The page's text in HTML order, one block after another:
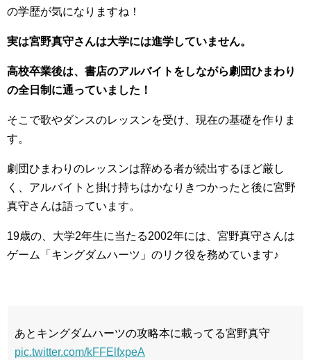
の学歴が気になりますね！
実は宮野真守さんは大学には進学していません。
高校卒業後は、書店のアルバイトをしながら劇団ひまわり
の全日制に通っていました！
そこで歌やダンスのレッスンを受け、現在の基礎を作りま
す。
劇団ひまわりのレッスンは辞める者が続出するほど厳し
く、アルバイトと掛け持ちはかなりきつかったと後に宮野
真守さんは語っています。
19歳の、大学2年生に当たる2002年には、宮野真守さんは
ゲーム「キングダムハーツ」のリク役を務めています♪
あとキングダムハーツの攻略本に載ってる宮野真守
pic.twitter.com/kFFElfxpeA